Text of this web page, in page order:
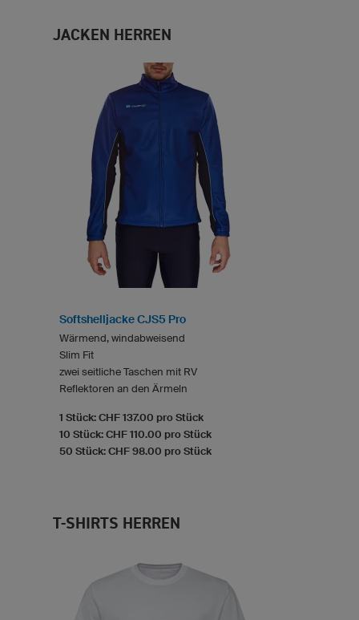
JACKEN HERREN
Softshelljacke CJS5 Pro
Wärmend, windabweisend
Slim Fit
zwei seitliche Taschen mit RV
Reflektoren an den Ärmeln
1 Stück: CHF 137.00 pro Stück
10 Stück: CHF 110.00 pro Stück
50 Stück: CHF 98.00 pro Stück
T-SHIRTS HERREN